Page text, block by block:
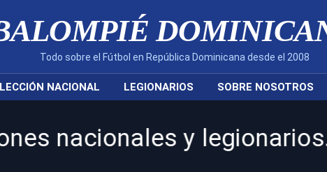
Todo sobre el Fútbol en República Dominicana desde el 2008
NACIONAL LEGIONARIOS SOBRE NOSOTROS
y